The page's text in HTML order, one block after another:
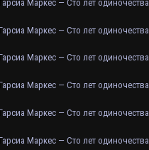
Маркес — Сто лет одиночества
Маркес — Сто лет одиночества
Маркес — Сто лет одиночества
Маркес — Сто лет одиночества
Маркес — Сто лет одиночества
Маркес — Сто лет одиночества